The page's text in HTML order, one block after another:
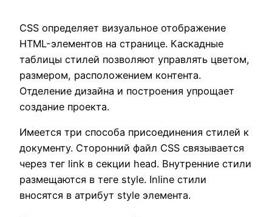
CSS определяет визуальное отображение
HTML-элементов на странице. Каскадные
таблицы стилей позволяют управлять цветом,
размером, расположением контента.
Отделение дизайна и построения упрощает
создание проекта.
Имеется три способа присоединения стилей к
документу. Сторонний файл CSS связывается
через тег link в секции head. Внутренние стили
размещаются в теге style. Inline стили
вносятся в атрибут style элемента.